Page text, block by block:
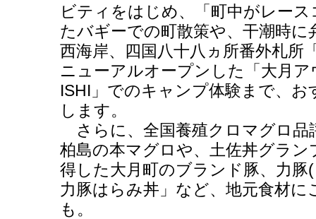
ビティをはじめ、「町中がレー
たバギーでの町散策や、干潮時
西海岸、四国八十八ヵ所番外札所
ニューアルオープンした「大月
ISHI」でのキャンプ体験まで、
します。
さらに、全国養殖クロマグロ品
柏島の本マグロや、土佐丼グラ
得した大月町のブランド豚、力
力豚はらみ丼」など、地元食材
も。